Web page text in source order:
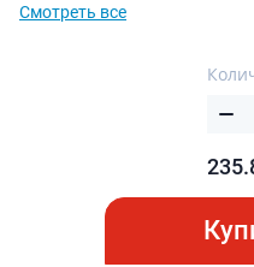
Смотреть все